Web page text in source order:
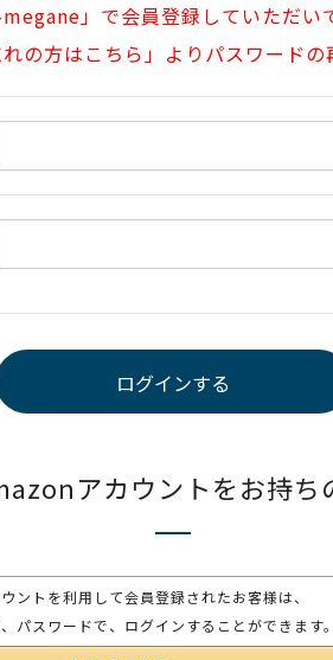
」で会員登録していただい
の方はこちら」よりパスワードの
アカウントをお持ち
ントを利用して会員登録されたお客様は、
パスワードで、ログインすることができます。